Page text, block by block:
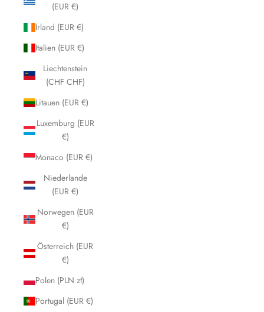
(EUR €)
Irland (EUR €)
Italien (EUR €)
Liechtenstein
(CHF CHF)
Litauen (EUR €)
Luxemburg (EUR
€)
Monaco (EUR €)
Niederlande
(EUR €)
Norwegen (EUR
€)
Österreich (EUR
€)
Polen (PLN zł)
Portugal (EUR €)